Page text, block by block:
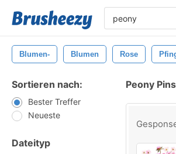
Blumen- Blumen Rose
Sortieren nach:
Bester Treffer
Neueste
Dateityp
Peony